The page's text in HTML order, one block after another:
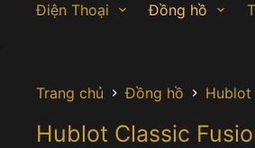
Điện Thoại Đồng hồ
Trang chủ Đồng hồ Hublot
Hublot Classic